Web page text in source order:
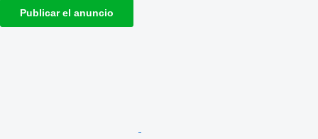
Publicar el anuncio